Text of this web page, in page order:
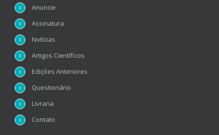
Anuncie
Assinatura
Notícias
Artigos Científicos
Edições Anteriores
Questionário
Livraria
Contato